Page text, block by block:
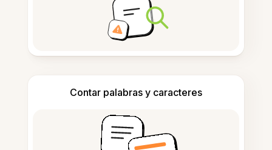
Contar palabras y caracteres